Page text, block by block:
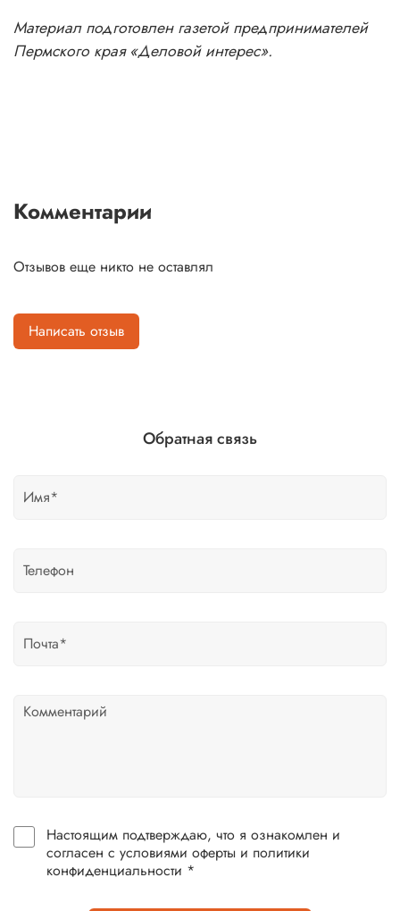
Материал подготовлен газетой предпринимателей
Пермского края «Деловой интерес».
Комментарии
Отзывов еще никто не оставлял
Написать отзыв
Обратная связь
Настоящим подтверждаю, что я ознакомлен и
согласен с условиями оферты и политики
конфиденциальности *